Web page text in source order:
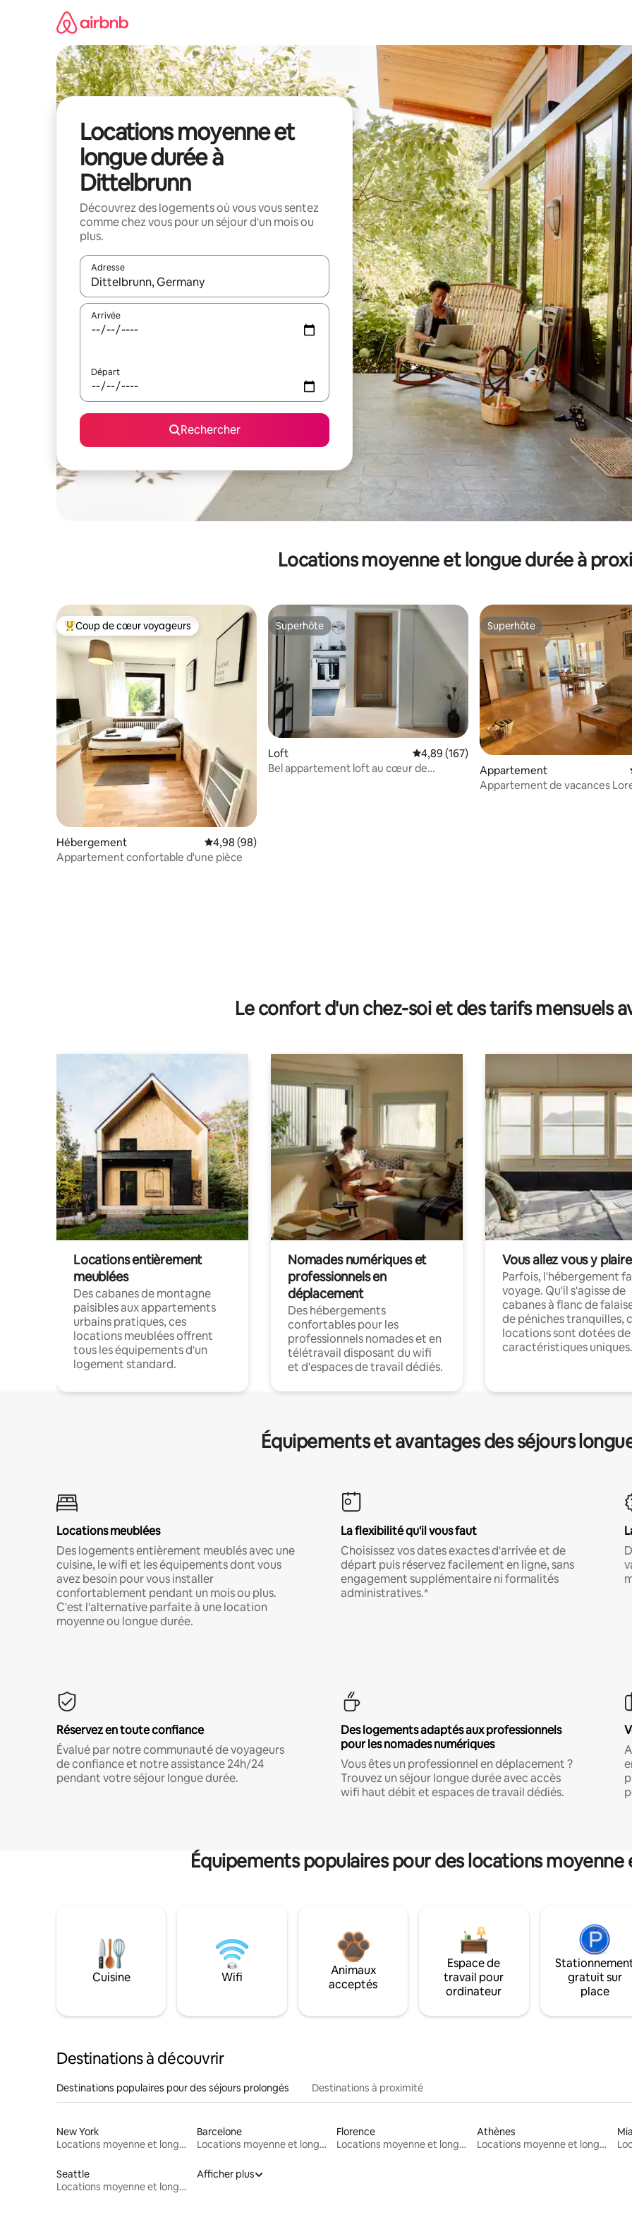
Locations moyenne et
longue durée à
Dittelbrunn
Découvrez des logements où vous vous sentez
comme chez vous pour un séjour d'un mois ou
plus.
Adresse
Lorsque les résultats s'affichent, utilisez les flèches vers le haut et vers le bas pour les parcourir ou en appuyant et en
Arrivée
Départ
Rechercher
Locations moyenne et longue durée à
Coups de cœur voyageurs les plus appréciés
Coup de cœur voyageurs
Hébergement Évaluation moyenne sur la base de 98 commentaires : 4,98 sur 5
4,98 (98)
Appartement confortable d'une pièce
Superhôte
Superhôte
Loft Évaluation moyenne sur la base de 167
4,89 (167)
Bel appartement loft au cœur de
Superhôte
Superhôte
Appartement
Appartement de vacances
Le confort d'un chez-soi et des tarifs mensuels
Locations entièrement
meublées
Des cabanes de montagne
paisibles aux appartements
urbains pratiques, ces
locations meublées offrent
tous les équipements d'un
logement standard.
Nomades numériques et
professionnels en
déplacement
Des hébergements
confortables pour les
professionnels nomades et en
télétravail disposant du wifi
et d'espaces de travail dédiés.
Vous allez vous y plaire
Parfois, l'hébergement
voyage. Qu'il s'agisse de
cabanes à flanc de
de péniches tranquilles,
locations sont dotées de
caractéristiques uniques.
Équipements et avantages des séjours
Locations meublées
Des logements entièrement meublés avec une
cuisine, le wifi et les équipements dont vous
avez besoin pour vous installer
confortablement pendant un mois ou plus.
C'est l'alternative parfaite à une location
moyenne ou longue durée.
La flexibilité qu'il vous faut
Choisissez vos dates exactes d'arrivée et de
départ puis réservez facilement en ligne, sans
engagement supplémentaire ni formalités
administratives.*
Réservez en toute confiance
Évalué par notre communauté de voyageurs
de confiance et notre assistance 24h/24
pendant votre séjour longue durée.
Des logements adaptés aux professionnels
pour les nomades numériques
Vous êtes un professionnel en déplacement ?
Trouvez un séjour longue durée avec accès
wifi haut débit et espaces de travail dédiés.
Équipements populaires pour des locations
Cuisine Wifi
Animaux
acceptés
Espace de
travail pour
ordinateur
gratuit sur
place
Destinations à découvrir
Destinations populaires pour des séjours prolongés Destinations à proximité
New York
Locations moyenne et longue durée
Barcelone
Locations moyenne et longue durée
Florence
Locations moyenne et longue durée
Athènes
Locations moyenne et longue durée
Seattle
Locations moyenne et longue durée
Afficher plus